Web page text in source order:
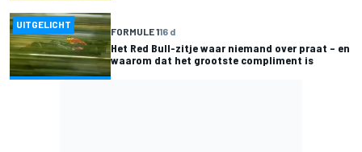
UITGELICHT
FORMULE 116 d
Het Red Bull-zitje waar niemand over praat – en
waarom dat het grootste compliment is